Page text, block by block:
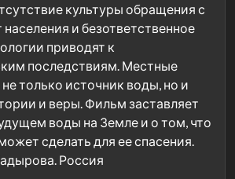
культуры обращения с
и безответственное
приводят к
последствиям. Местные
только источник воды, но и
и веры. Фильм заставляет
воды на Земле и о том, что
сделать для ее спасения.
Россия